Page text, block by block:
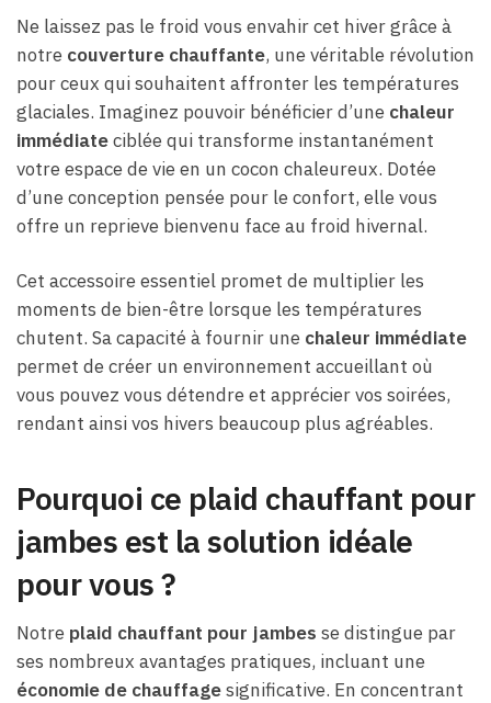
Ne laissez pas le froid vous envahir cet hiver grâce à
notre couverture chauffante, une véritable révolution
pour ceux qui souhaitent affronter les températures
glaciales. Imaginez pouvoir bénéficier d’une chaleur
immédiateciblée qui transforme instantanément
votre espace de vie en un cocon chaleureux. Dotée
d’une conception pensée pour le confort, elle vous
offre un reprieve bienvenu face au froid hivernal.
Cet accessoire essentiel promet de multiplier les
moments de bien-être lorsque les températures
chutent. Sa capacité à fournir une chaleur immédiate
permet de créer un environnement accueillant où
vous pouvez vous détendre et apprécier vos soirées,
rendant ainsi vos hivers beaucoup plus agréables.
Pourquoi ce plaid chauffant pour
jambes est la solution idéale
pour vous ?
Notre plaid chauffant pour jambes se distingue par
ses nombreux avantages pratiques, incluant une
économie de chauffagesignificative. En concentrant